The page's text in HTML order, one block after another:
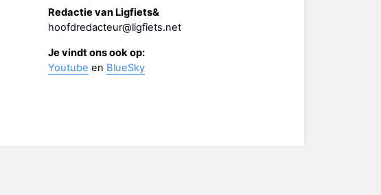
Redactie van Ligfiets&
hoofdredacteur@ligfiets.net
Je vindt ons ook op:
Youtube en BlueSky